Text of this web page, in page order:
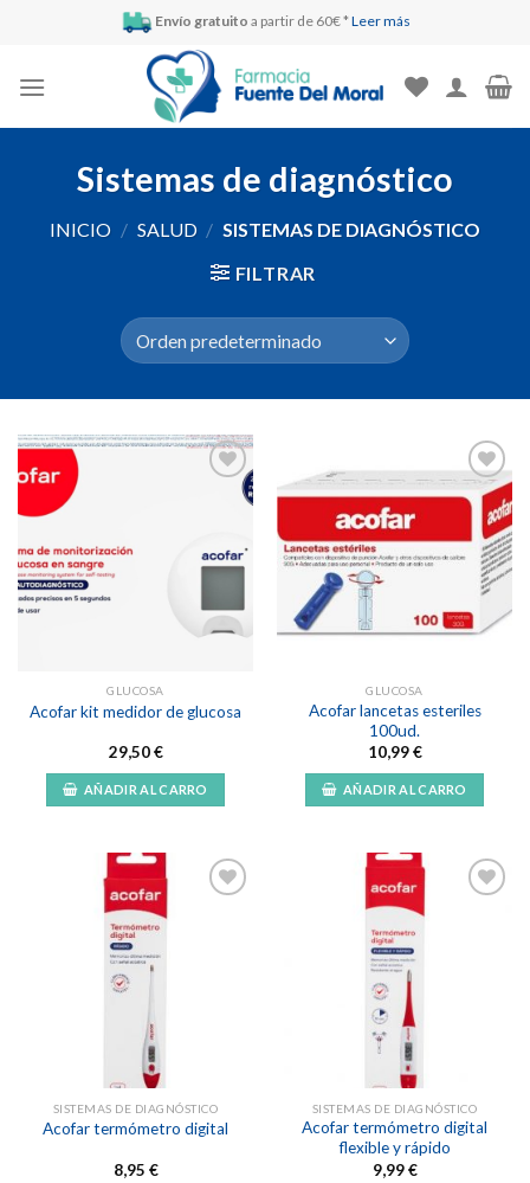
Envío gratuito a partir de 60€ * Leer más
Sistemas de diagnóstico
INICIO / SALUD / SISTEMAS DE DIAGNÓSTICO
FILTRAR
a la
lista de
GLUCOSA
Acofar kit medidor de glucosa
29,50€
AÑADIR AL CARRO
Añadir
a la
lista de
deseos
GLUCOSA
Acofar lancetas esteriles
100ud.
10,99€
AÑADIR AL CARRO
SISTEMAS DE DIAGNÓSTICO
Acofar termómetro digital
8,95 €
SISTEMAS DE DIAGNÓSTICO
Acofar termómetro digital
flexible y rápido
9,99€